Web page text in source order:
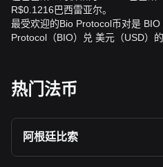
R$0.1216巴西雷亚尔。
最受欢迎的Bio Protocol币对是
Protocol（BIO）兑 美元（USD）
热门法币
阿根廷比索